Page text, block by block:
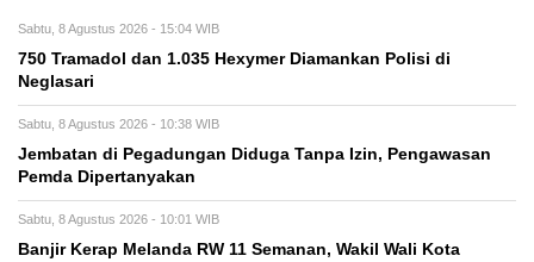
Sabtu, 8 Agustus 2026 - 15:04 WIB
750 Tramadol dan 1.035 Hexymer Diamankan Polisi di
Neglasari
Sabtu, 8 Agustus 2026 - 10:38 WIB
Jembatan di Pegadungan Diduga Tanpa Izin, Pengawasan
Pemda Dipertanyakan
Sabtu, 8 Agustus 2026 - 10:01 WIB
Banjir Kerap Melanda RW 11 Semanan, Wakil Wali Kota